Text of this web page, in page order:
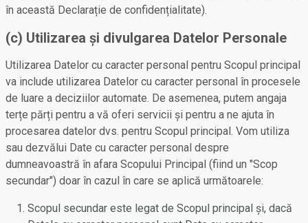
în această Declarație de confidențialitate).
(c) Utilizarea și divulgarea Datelor Personale
Utilizarea Datelor cu caracter personal pentru Scopul principal
va include utilizarea Datelor cu caracter personal în procesele
de luare a deciziilor automate. De asemenea, putem angaja
terțe părți pentru a vă oferi servicii și pentru a ne ajuta în
procesarea datelor dvs. pentru Scopul principal. Vom utiliza
sau dezvălui Date cu caracter personal despre
dumneavoastră în afara Scopului Principal (fiind un "Scop
secundar") doar în cazul în care se aplică următoarele:
Scopul secundar este legat de Scopul principal și, dacă